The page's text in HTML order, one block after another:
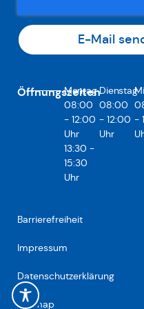
E-Mail
Öffnungszeiten
Montag
08:00
- 12:00
Uhr
13:30 -
15:30
Uhr
Dienstag
08:00
- 12:00
Uhr
-
Barrierefreiheit
Impressum
Datenschutzerklärung
Sitemap